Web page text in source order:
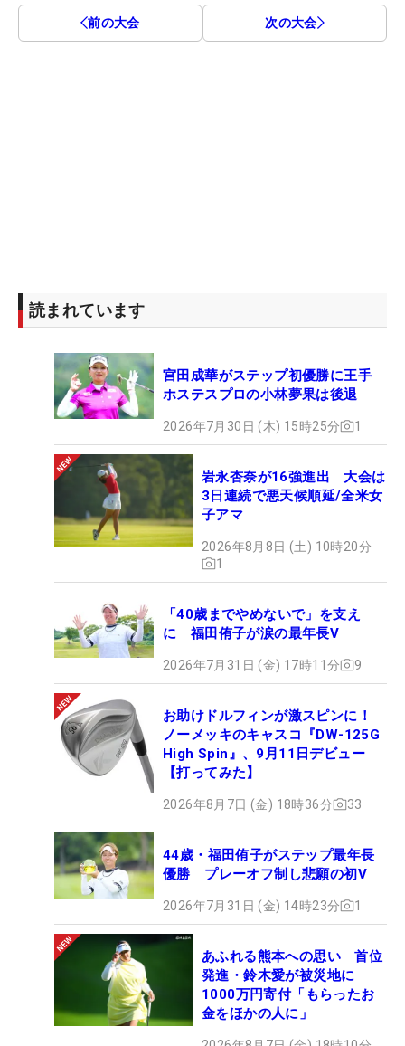
前の大会 次の大会
読まれています
宮田成華がステップ初優勝に王手
ホステスプロの小林夢果は後退
2026年7月30日 (木) 15時25分 1
岩永杏奈が16強進出 大会は
3日連続で悪天候順延/全米女
子アマ
2026年8月8日 (土) 10時20分
1
「40歳までやめないで」を支え
に 福田侑子が涙の最年長V
2026年7月31日 (金) 17時11分 9
お助けドルフィンが激スピンに！
ノーメッキのキャスコ『DW-125G
High Spin』、9月11日デビュー
【打ってみた】
2026年8月7日 (金) 18時36分 33
44歳・福田侑子がステップ最年長
優勝 プレーオフ制し悲願の初V
2026年7月31日 (金) 14時23分 1
あふれる熊本への思い 首位
発進・鈴木愛が被災地に
1000万円寄付「もらったお
金をほかの人に」